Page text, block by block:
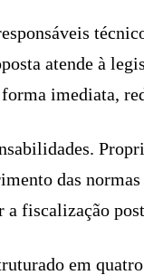
atende à
imediata,
das
fiscalização
em